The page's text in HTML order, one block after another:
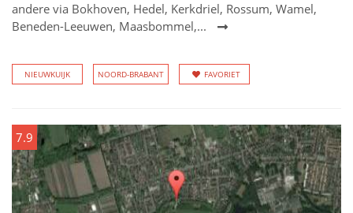
andere via Bokhoven, Hedel, Kerkdriel, Rossum, Wamel,
Beneden-Leeuwen, Maasbommel,...
NIEUWKUIJK NOORD-BRABANT FAVORIET
7.9